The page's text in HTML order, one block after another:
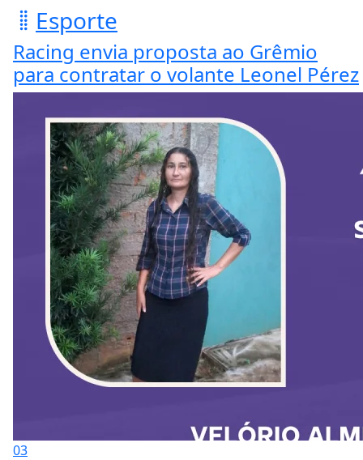
Esporte
Racing envia proposta ao Grêmio
para contratar o volante Leonel Pérez
03